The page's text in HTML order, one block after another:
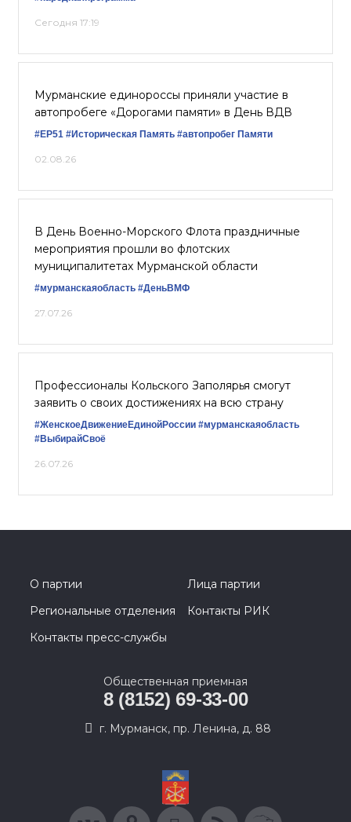
Сегодня 17:19
Мурманские единороссы приняли участие в
автопробеге «Дорогами памяти» в День ВДВ
#ЕР51 #Историческая Память #автопробег Памяти
02.08.26
В День Военно-Морского Флота праздничные
мероприятия прошли во флотских
муниципалитетах Мурманской области
#мурманскаяобласть #ДеньВМФ
27.07.26
Профессионалы Кольского Заполярья смогут
заявить о своих достижениях на всю страну
#ЖенскоеДвижениеЕдинойРоссии #мурманскаяобласть
#ВыбирайСвоё
26.07.26
О партии
Лица партии
Региональные отделения
Контакты РИК
Контакты пресс-службы
Общественная приемная
8 (8152) 69-33-00
г. Мурманск, пр. Ленина, д. 88